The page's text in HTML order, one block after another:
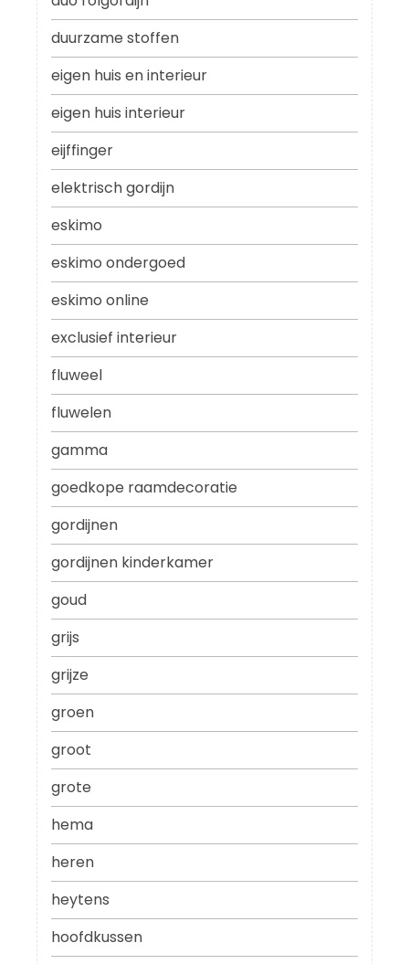
duurzame stoffen
eigen huis en interieur
eigen huis interieur
eijffinger
elektrisch gordijn
eskimo
eskimo ondergoed
eskimo online
exclusief interieur
fluweel
fluwelen
gamma
goedkope raamdecoratie
gordijnen
gordijnen kinderkamer
goud
grijs
grijze
groen
groot
grote
hema
heren
heytens
hoofdkussen